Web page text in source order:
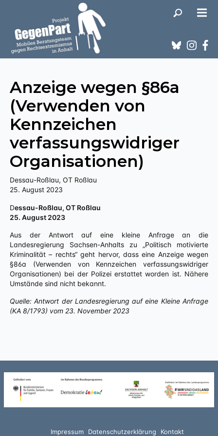
Anzeige wegen §86a
(Verwenden von
Kennzeichen
verfassungswidriger
Organisationen)
Dessau-Roßlau, OT Roßlau
25. August 2023
Dessau-Roßlau, OT Roßlau
25. August 2023
Aus der Antwort auf eine kleine Anfrage an die
Landesregierung Sachsen-Anhalts zu „Politisch motivierte
Kriminalität – rechts“ geht hervor, dass eine Anzeige wegen
§86a (Verwenden von Kennzeichen verfassungswidriger
Organisationen) bei der Polizei erstattet worden ist. Nähere
Umstände sind nicht bekannt.
Quelle: Antwort der Landesregierung auf eine Kleine Anfrage
(KA 8/1793) vom 23. November 2023
Impressum Datenschutzerklärung Kontakt